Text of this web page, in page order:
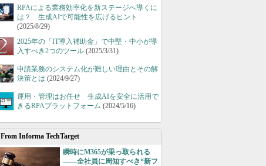
RPAによる業務効率化を新ステージへ導くに
は？ 生成AIで可能性を広げるヒント
(2025/8/29)
2025年の「IT導入補助金」で中堅・中小が導
入すべき2つのツール (2025/3/31)
申請業務のシステム化が難しい理由とその解
決策とは (2024/9/27)
運用・管理はお任せ 生成AIを安全に活用で
きるRPAプラットフォーム (2024/5/16)
From Informa TechTarget
瞬時にM365が乗っ取られる
――全社員に周知すべき“新フ